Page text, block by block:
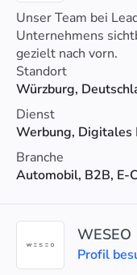
Unser Team bei
Unternehmens
gezielt nach vorn.
Standort
Würzburg,
Dienst
Branche
Automobil, B2B, E-
WESEO
Profil